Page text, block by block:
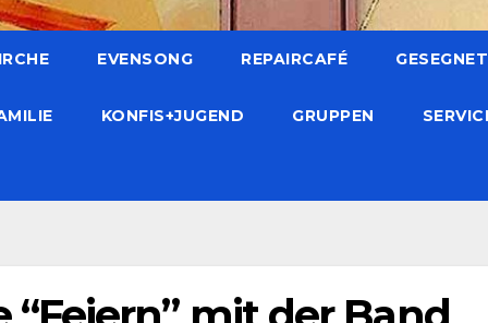
EVENSONG REPAIRCAFÉ
KONFIS+JUGEND GRUPPEN